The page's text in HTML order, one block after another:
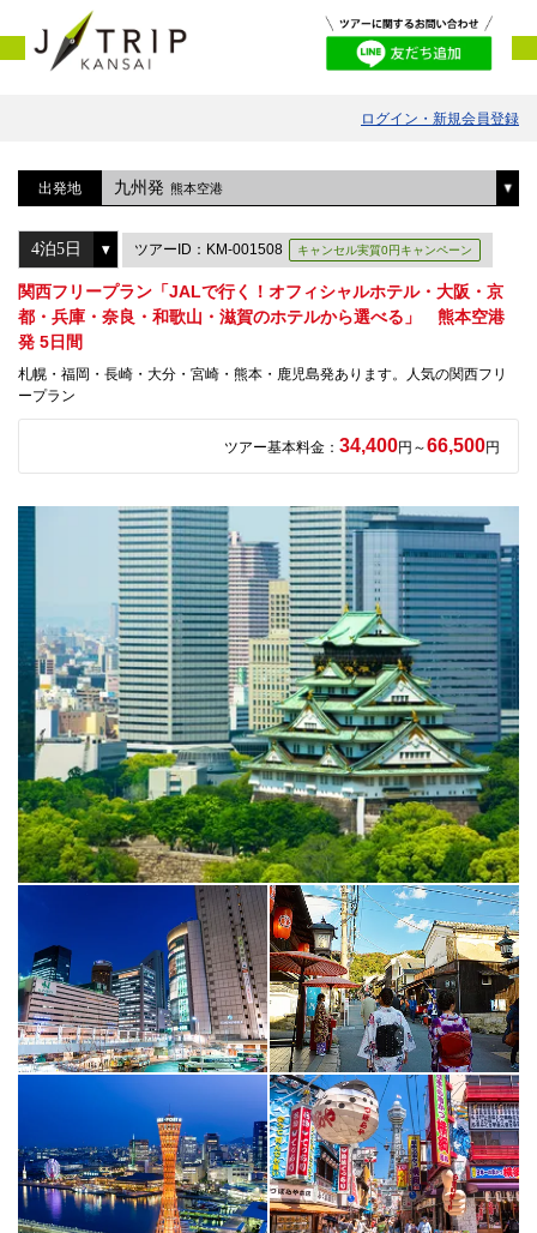
ログイン・新規会員登録
出発地 九州発 熊本空港
ツアーID：KM-001508 キャンセル実質0円キャンペーン
関西フリープラン「JALで行く！オフィシャルホテル・大阪・京
都・兵庫・奈良・和歌山・滋賀のホテルから選べる」 熊本空港
発 5日間
札幌・福岡・長崎・大分・宮崎・熊本・鹿児島発あります。人気の関西フリ
ープラン
ツアー基本料金： 34,400円～66,500円